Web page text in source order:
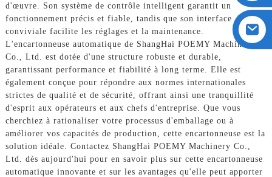
d'œuvre. Son système de contrôle intelligent garantit un
fonctionnement précis et fiable, tandis que son interface
conviviale facilite les réglages et la maintenance.
L'encartonneuse automatique de ShangHai POEMY Machinery
Co., Ltd. est dotée d'une structure robuste et durable,
garantissant performance et fiabilité à long terme. Elle est
également conçue pour répondre aux normes internationales
strictes de qualité et de sécurité, offrant ainsi une tranquillité
d'esprit aux opérateurs et aux chefs d'entreprise. Que vous
cherchiez à rationaliser votre processus d'emballage ou à
améliorer vos capacités de production, cette encartonneuse est la
solution idéale. Contactez ShangHai POEMY Machinery Co.,
Ltd. dès aujourd'hui pour en savoir plus sur cette encartonneuse
automatique innovante et sur les avantages qu'elle peut apporter